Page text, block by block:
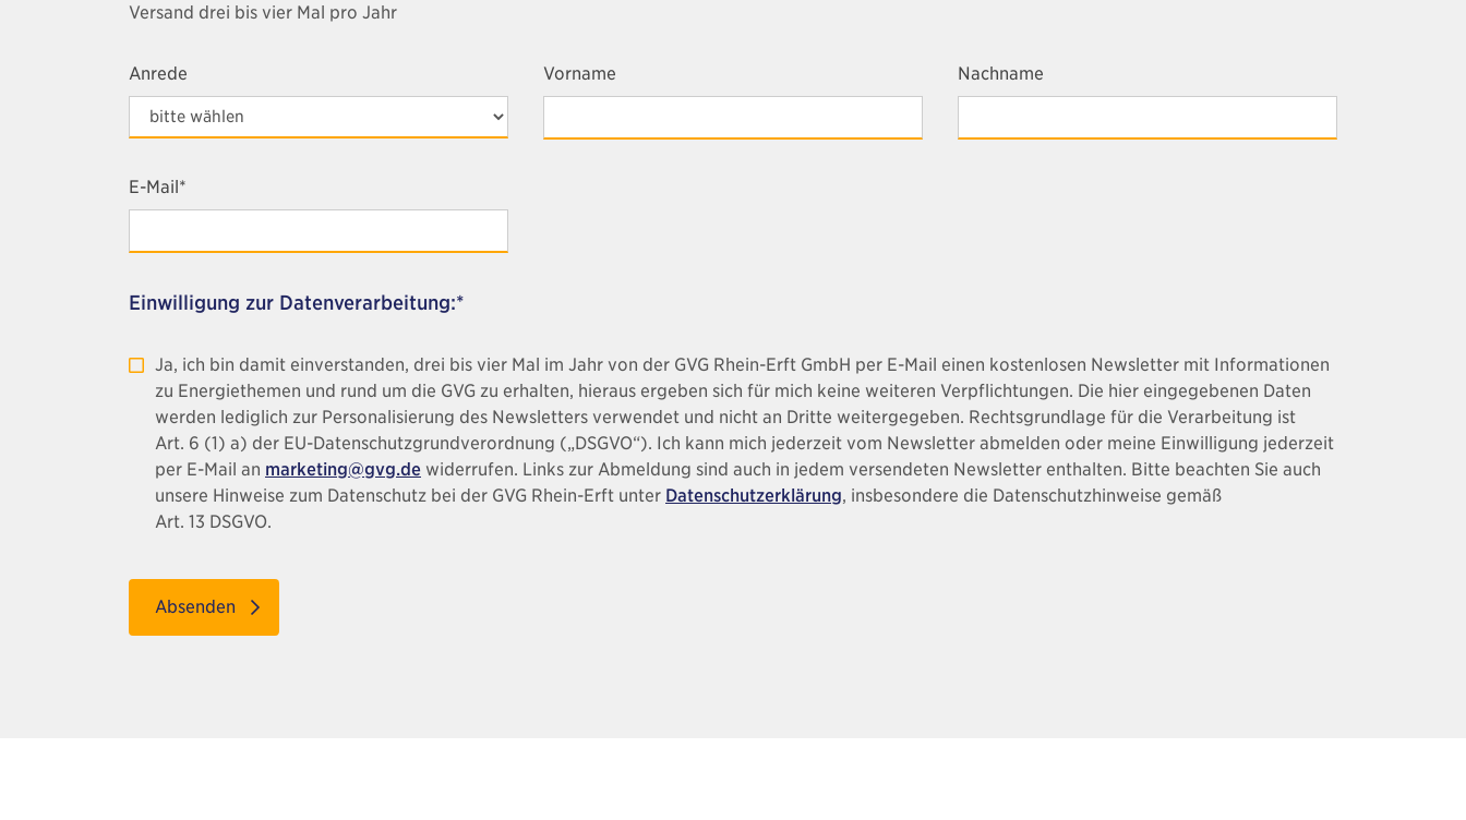
Versand drei bis vier Mal pro Jahr
Anrede Vorname Nachname
E-Mail*
Einwilligung zur Datenverarbeitung:*
Ja, ich bin damit einverstanden, drei bis vier Mal im Jahr von der GVG Rhein-Erft GmbH per E-Mail einen kostenlosen Newsletter mit Informationen
zu Energiethemen und rund um die GVG zu erhalten, hieraus ergeben sich für mich keine weiteren Verpflichtungen. Die hier eingegebenen Daten
werden lediglich zur Personalisierung des Newsletters verwendet und nicht an Dritte weitergegeben. Rechtsgrundlage für die Verarbeitung ist
Art. 6 (1) a) der EU-Datenschutzgrundverordnung („DSGVO“). Ich kann mich jederzeit vom Newsletter abmelden oder meine Einwilligung jederzeit
per E-Mail an marketing@gvg.de widerrufen. Links zur Abmeldung sind auch in jedem versendeten Newsletter enthalten. Bitte beachten Sie auch
unsere Hinweise zum Datenschutz bei der GVG Rhein-Erft unter Datenschutzerklärung, insbesondere die Datenschutzhinweise gemäß
Art. 13 DSGVO.